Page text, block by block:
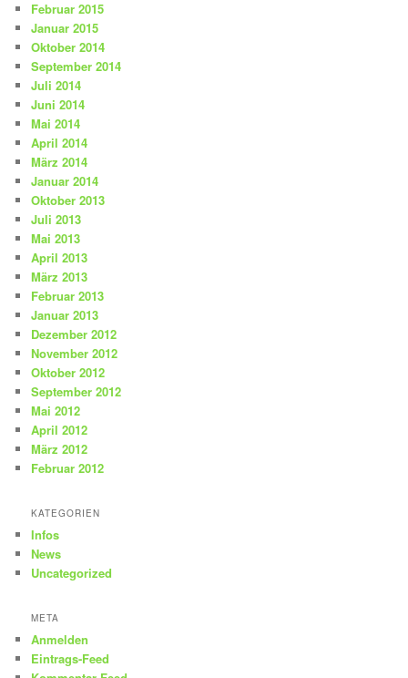
Februar 2015
Januar 2015
Oktober 2014
September 2014
Juli 2014
Juni 2014
Mai 2014
April 2014
März 2014
Januar 2014
Oktober 2013
Juli 2013
Mai 2013
April 2013
März 2013
Februar 2013
Januar 2013
Dezember 2012
November 2012
Oktober 2012
September 2012
Mai 2012
April 2012
März 2012
Februar 2012
KATEGORIEN
Infos
News
Uncategorized
META
Anmelden
Eintrags-Feed